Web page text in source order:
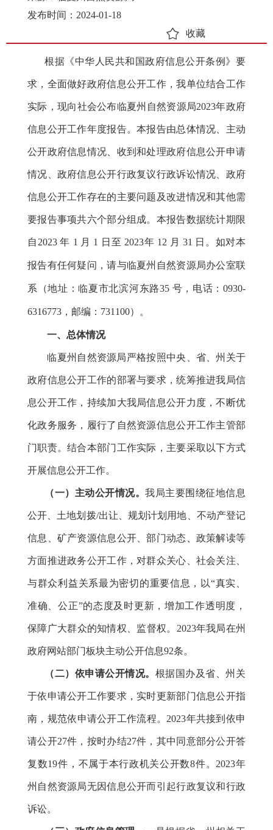
发布时间：2024-01-18
收藏
根据《中华人民共和国政府信息公开条例》要
求，全面做好政府信息公开工作，我单位结合工作
实际，现向社会公布临夏州自然资源局2023年政府
信息公开工作年度报告。本报告由总体情况、主动
公开政府信息情况、收到和处理政府信息公开申请
情况、政府信息公开行政复议行政诉讼情况、政府
信息公开工作存在的主要问题及改进情况和其他需
要报告事项共六个部分组成。本报告数据统计期限
自 2023年 1 月 1 日至 2023年 12 月 31 日。如对本
报告有任何疑问，请与临夏州自然资源局办公室联
系（地址：临夏市北滨河东路35 号，电话：0930-
6316773，邮编：731100）。
一、总体情况
临夏州自然资源局严格按照中央、省、州关于
政府信息公开工作的部署与要求，统筹推进我局信
息公开工作，持续加大我局信息公开力度，不断优
化政务服务，履行了自然资源信息公开工作主管部
门职责。结合本部门工作实际，主要采取以下方式
开展信息公开工作。
（一）主动公开情况。我局主要围绕征地信息
公开、土地划拨/出让、规划计划用地、不动产登记
信息、矿产资源信息公开、部门动态 政策解读等
方面推进政务公开工作，对群众关心、社会关注、
与群众利益关系最为密切的重要信息，以“真实、
准确、公正”的态度及时更新，增加工作透明度，
保障广大群众的知情权、监督权。2023年我局在州
政府网站部门板块主动公开信息92条。
（二）依申请公开情况。 根据国办及省、州关
于依申请公开工作要求，实时更新部门信息公开指
南，规范依申请公开工作流程。2023年共接到依申
请公开27件，按时办结27件，其中同意部分公开答
复数19件，不属于本行政机关公开数8件。2023年
州自然资源局无因信息公开而引起行政复议和行政
诉讼。